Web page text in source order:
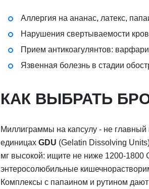
Аллергия на ананас, латекс,
Нарушения свертываемости
Прием антикоагулянтов:
Язвенная болезнь в стадии
КАК ВЫБРАТЬ
Миллиграммы на капсулу - не главный
единицах GDU (Gelatin Dissolving
мг высокой: ищите не ниже 1200-1800
энтеросолюбильные
Комплексы с папаином и рутином